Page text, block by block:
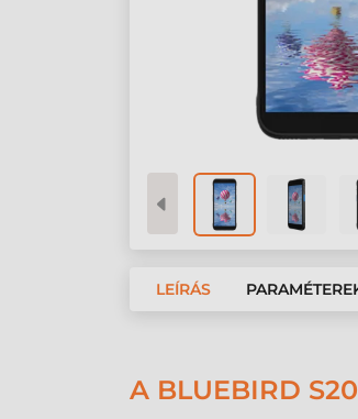
LEÍRÁS
A BLUEBIRD